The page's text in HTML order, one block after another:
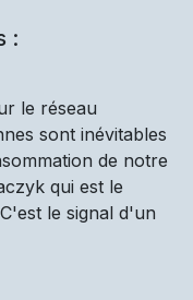
:
le réseau
sont inévitables
de notre
qui est le
le signal d'un